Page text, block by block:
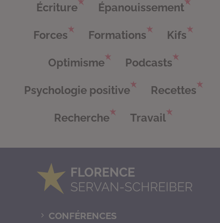
Écriture Épanouissement
Forces Formations Kifs
Optimisme Podcasts
Psychologie positive Recettes
Recherche Travail
CONFÉRENCES